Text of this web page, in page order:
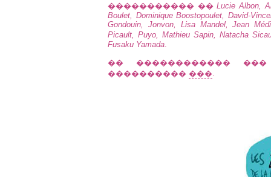
����������� ��Lucie Albon,
Boulet, Dominique Boostopoulet, David-
Gondouin, Jonvon, Lisa Mandel, Jean
Picault, Puyo, Mathieu Sapin, Natacha
Fusaku Yamada.
�� ������������
���������� ���.